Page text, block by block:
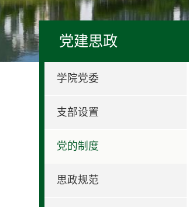
党建思政
学院党委
支部设置
党的制度
思政规范